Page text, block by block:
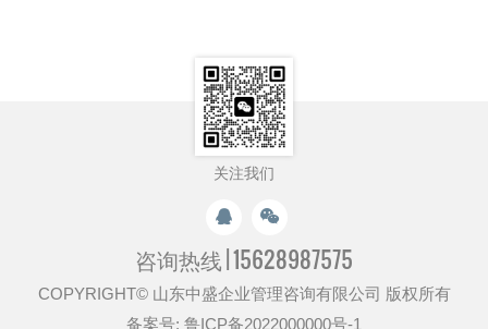
关注我们
咨询热线 |15628987575
COPYRIGHT© 山东中盛企业管理咨询有限公司 版权所有
备案号: 鲁ICP备2022000000号-1